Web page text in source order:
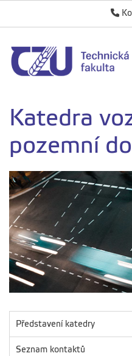
Katedra
pozemní
Představení katedry
Seznam kontaktů